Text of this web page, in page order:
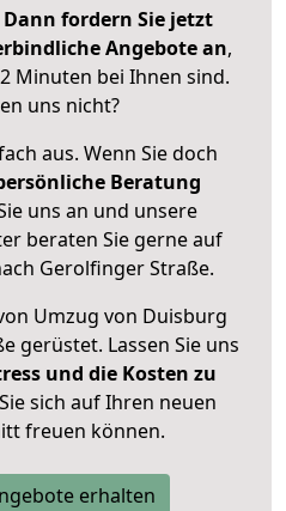
Dann fordern Sie jetzt
Angebote an,
Minuten bei Ihnen sind.
uns nicht?
aus. Wenn Sie doch
Beratung
uns an und unsere
beraten Sie gerne auf
Gerolfinger Straße.
Umzug von Duisburg
gerüstet. Lassen Sie uns
und die Kosten zu
sich auf Ihren neuen
freuen können.
erhalten